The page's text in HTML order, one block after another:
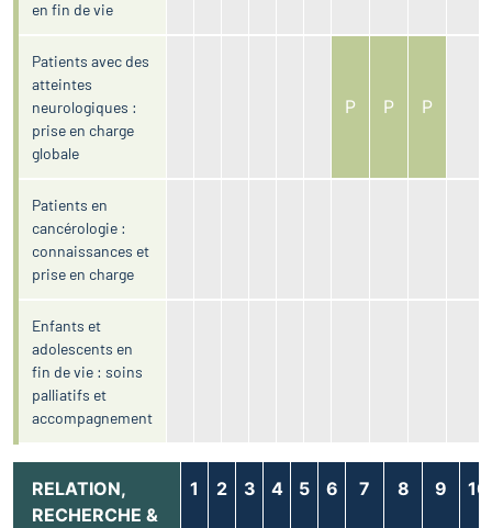
en fin de vie
Patients avec des
atteintes
neurologiques :
prise en charge
globale
P P P
Patients en
cancérologie :
connaissances et
prise en charge
Enfants et
adolescents en
fin de vie : soins
palliatifs et
accompagnement
RELATION,
RECHERCHE &
1 2 3 4 5 6 7 8 9 10